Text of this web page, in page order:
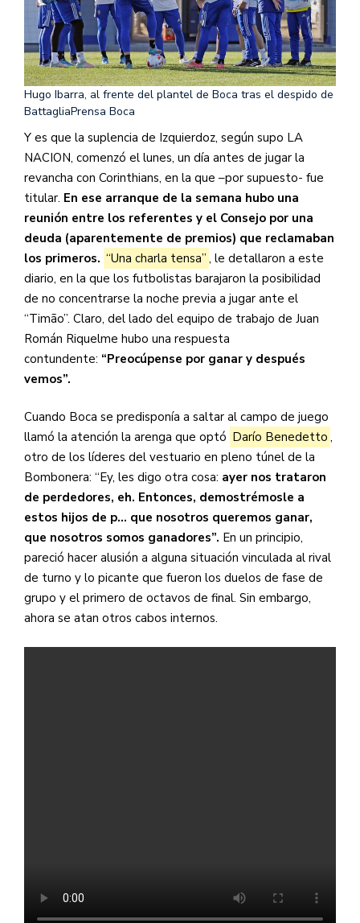
Hugo Ibarra, al frente del plantel de Boca tras el despido de
BattagliaPrensa Boca
Y es que la suplencia de Izquierdoz, según supo LA
NACION, comenzó el lunes, un día antes de jugar la
revancha con Corinthians, en la que –por supuesto- fue
titular. En ese arranque de la semana hubo una
reunión entre los referentes y el Consejo por una
deuda (aparentemente de premios) que reclamaban
los primeros. “Una charla tensa” , le detallaron a este
diario, en la que los futbolistas barajaron la posibilidad
de no concentrarse la noche previa a jugar ante el
“Timão”. Claro, del lado del equipo de trabajo de Juan
Román Riquelme hubo una respuesta
contundente: “Preocúpense por ganar y después
vemos”.
Cuando Boca se predisponía a saltar al campo de juego
llamó la atención la arenga que optó Darío Benedetto ,
otro de los líderes del vestuario en pleno túnel de la
Bombonera: “Ey, les digo otra cosa: ayer nos trataron
de perdedores, eh. Entonces, demostrémosle a
estos hijos de p… que nosotros queremos ganar,
que nosotros somos ganadores”. En un principio,
pareció hacer alusión a alguna situación vinculada al rival
de turno y lo picante que fueron los duelos de fase de
grupo y el primero de octavos de final. Sin embargo,
ahora se atan otros cabos internos.